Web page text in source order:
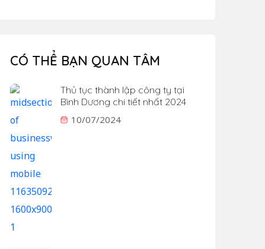
CÓ THỂ BẠN QUAN TÂM
Thủ tục thành lập công ty tại
Bình Dương chi tiết nhất 2024
10/07/2024